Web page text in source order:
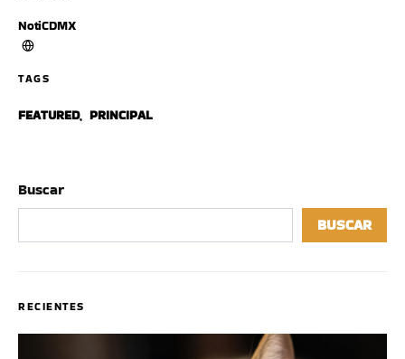
NotiCDMX
TAGS
FEATURED, PRINCIPAL
Buscar
BUSCAR
RECIENTES